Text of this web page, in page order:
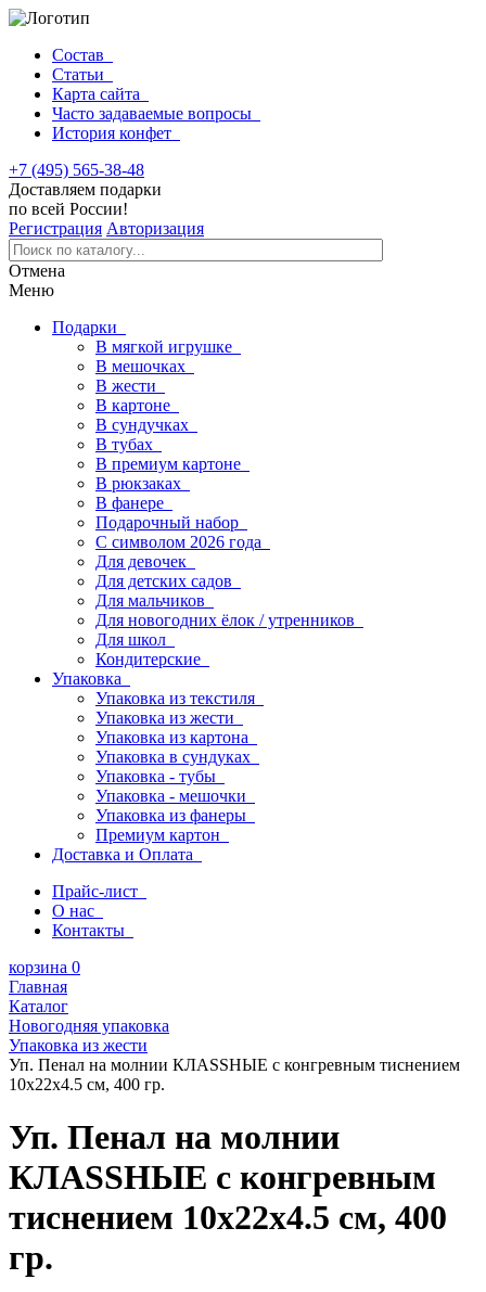
Состав
Статьи
Карта сайта
Часто задаваемые вопросы
История конфет
+7 (495) 565-38-48
Доставляем подарки
по всей России!
Регистрация Авторизация
Отмена
Меню
Подарки
В мягкой игрушке
В мешочках
В жести
В картоне
В сундучках
В тубах
В премиум картоне
В рюкзаках
В фанере
Подарочный набор
С символом 2026 года
Для девочек
Для детских садов
Для мальчиков
Для новогодних ёлок / утренников
Для школ
Кондитерские
Упаковка
Упаковка из текстиля
Упаковка из жести
Упаковка из картона
Упаковка в сундуках
Упаковка - тубы
Упаковка - мешочки
Упаковка из фанеры
Премиум картон
Доставка и Оплата
Прайс-лист
О нас
Контакты
корзина 0
Главная
Каталог
Новогодняя упаковка
Упаковка из жести
Уп. Пенал на молнии КЛАSSНЫЕ с конгревным тиснением
10х22х4.5 см, 400 гр.
Уп. Пенал на молнии
КЛАSSНЫЕ с конгревным
тиснением 10х22х4.5 см, 400
гр.